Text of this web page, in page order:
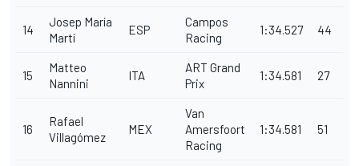
14
Josep María
Martí
ESP
Campos
Racing
1:34.527 44
15
Matteo
Nannini
ITA
ART Grand
Prix
1:34.581 27
16
Rafael
Villagómez
MEX
Van
Amersfoort
Racing
1:34.581 51